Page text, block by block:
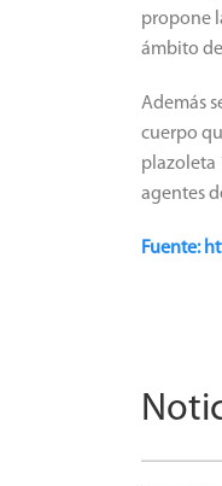
propone
ámbito
Además
cuerpo
plazoleta
agentes
Fuente: